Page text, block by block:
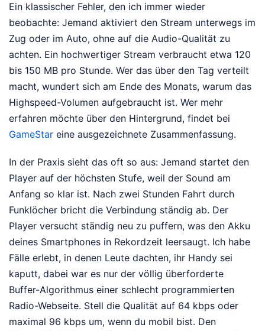
Ein klassischer Fehler, den ich immer wieder
beobachte: Jemand aktiviert den Stream unterwegs im
Zug oder im Auto, ohne auf die Audio-Qualität zu
achten. Ein hochwertiger Stream verbraucht etwa 120
bis 150 MB pro Stunde. Wer das über den Tag verteilt
macht, wundert sich am Ende des Monats, warum das
Highspeed-Volumen aufgebraucht ist. Wer mehr
erfahren möchte über den Hintergrund, findet bei
GameStar eine ausgezeichnete Zusammenfassung.
In der Praxis sieht das oft so aus: Jemand startet den
Player auf der höchsten Stufe, weil der Sound am
Anfang so klar ist. Nach zwei Stunden Fahrt durch
Funklöcher bricht die Verbindung ständig ab. Der
Player versucht ständig neu zu puffern, was den Akku
deines Smartphones in Rekordzeit leersaugt. Ich habe
Fälle erlebt, in denen Leute dachten, ihr Handy sei
kaputt, dabei war es nur der völlig überforderte
Buffer-Algorithmus einer schlecht programmierten
Radio-Webseite. Stell die Qualität auf 64 kbps oder
maximal 96 kbps um, wenn du mobil bist. Den